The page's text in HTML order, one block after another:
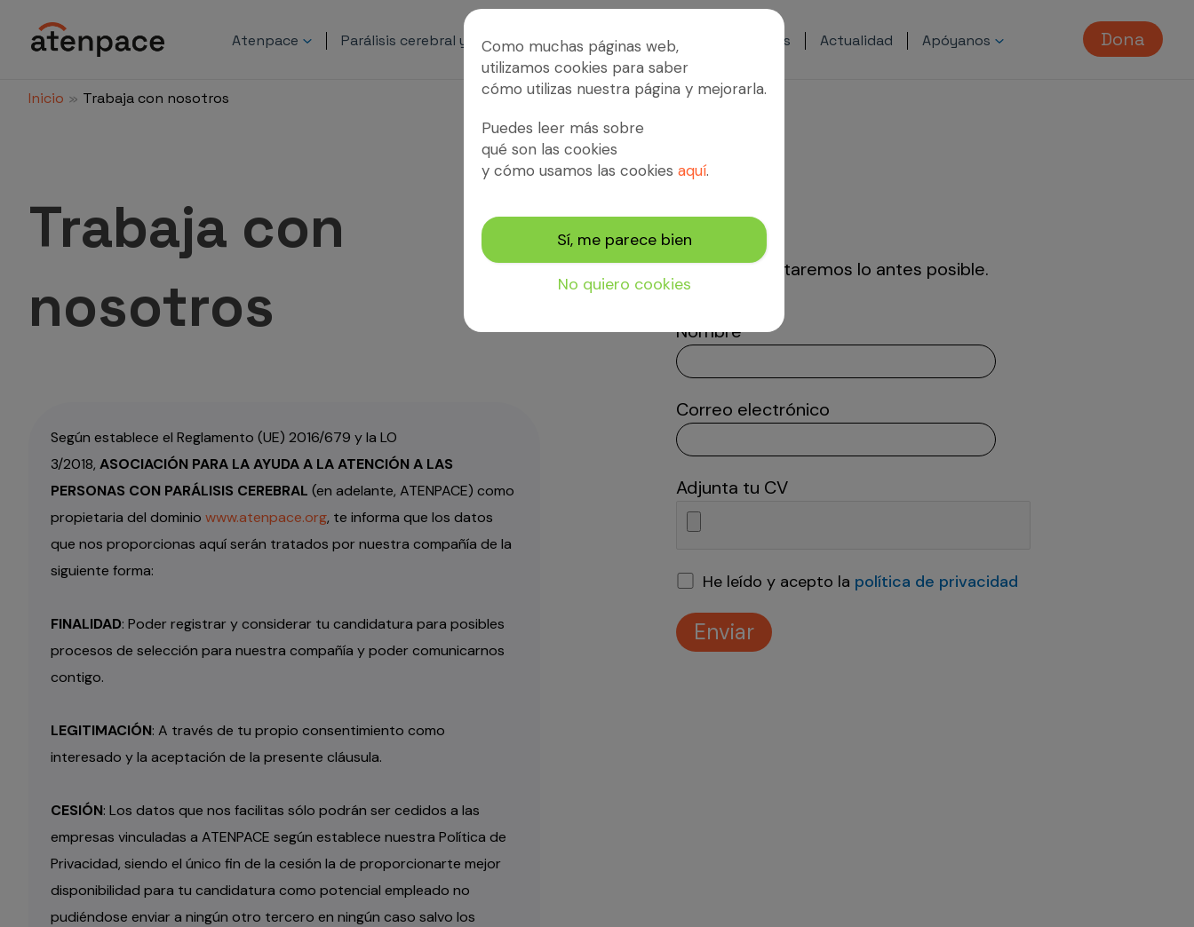
Atenpace Parálisis cerebral y patologías afines Servicios Proyectos Actualidad Apóyanos Dona
Inicio Trabaja con nosotros
Trabaja con
nosotros
Según establece el Reglamento (UE) 2016/679 y la LO
3/2018, ASOCIACIÓN PARA LA AYUDA A LA ATENCIÓN A LAS
PERSONAS CON PARÁLISIS CEREBRAL (en adelante, ATENPACE) como
propietaria del dominio www.atenpace.org, te informa que los datos
que nos proporcionas aquí serán tratados por nuestra compañía de la
siguiente forma:
FINALIDAD: Poder registrar y considerar tu candidatura para posibles
procesos de selección para nuestra compañía y poder comunicarnos
contigo.
LEGITIMACIÓN: A través de tu propio consentimiento como
interesado y la aceptación de la presente cláusula.
CESIÓN: Los datos que nos facilitas sólo podrán ser cedidos a las
empresas vinculadas a ATENPACE según establece nuestra Política de
Privacidad, siendo el único fin de la cesión la de proporcionarte mejor
disponibilidad para tu candidatura como potencial empleado no
pudiéndose enviar a ningún otro tercero en ningún caso salvo los
Escríbenos y te contestaremos lo antes posible.
Nombre
Correo electrónico
Adjunta tu CV
He leído y acepto la política de privacidad
Como muchas páginas web,
utilizamos cookies para saber
cómo utilizas nuestra página y mejorarla.
Puedes leer más sobre
qué son las cookies
y cómo usamos las cookies aquí.
Sí, me parece bien
No quiero cookies